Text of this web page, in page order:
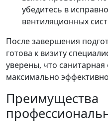
убедитесь в
вентиляционных
После завершения
готова к визиту
уверены, что
максимально
Преимущества